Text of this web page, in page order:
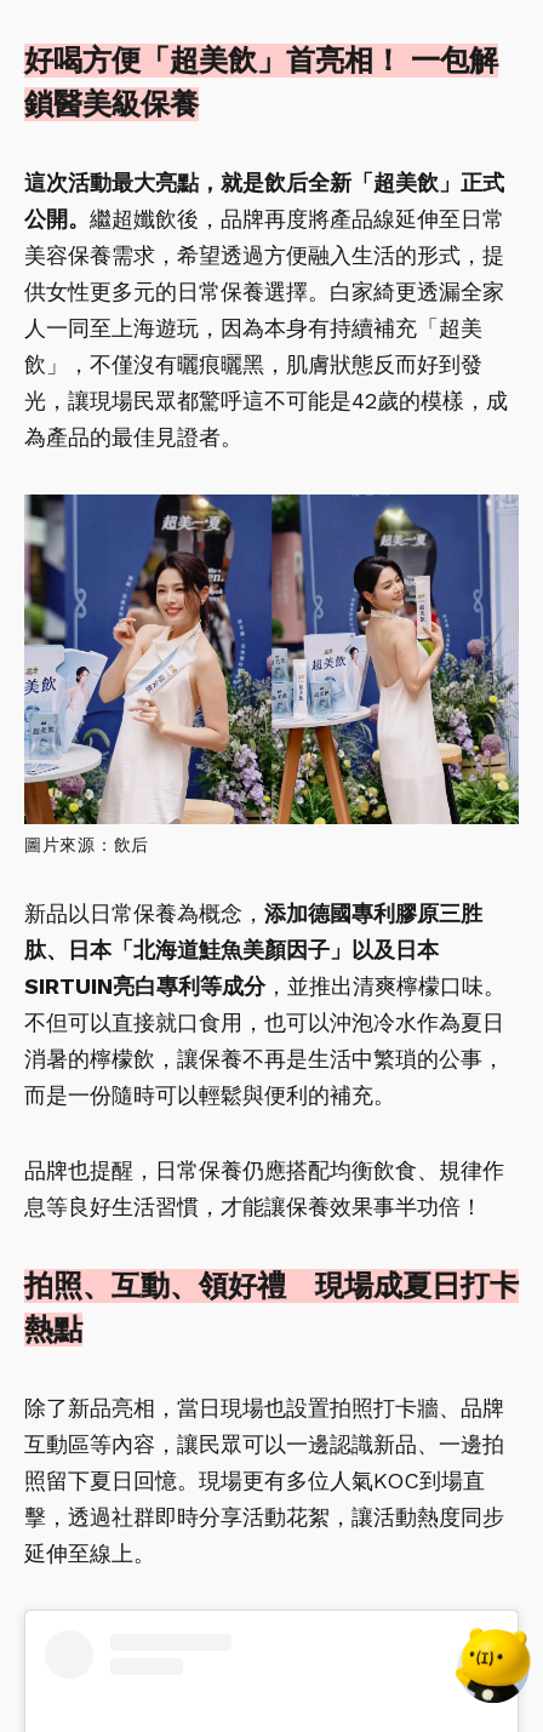
好喝方便「超美飲」首亮相！ 一包解
鎖醫美級保養
這次活動最大亮點，就是飲后全新「超美飲」正式
公開。 繼超孅飲後，品牌再度將產品線延伸至日常
美容保養需求，希望透過方便融入生活的形式，提
供女性更多元的日常保養選擇。白家綺更透漏全家
人一同至上海遊玩，因為本身有持續補充「超美
飲」，不僅沒有曬痕曬黑，肌膚狀態反而好到發
光，讓現場民眾都驚呼這不可能是42歲的模樣，成
為產品的最佳見證者。
圖片來源：飲后
新品以日常保養為概念， 添加德國專利膠原三胜
肽、日本「北海道鮭魚美顏因子」以及日本
SIRTUIN亮白專利等成分，並推出清爽檸檬口味。
不但可以直接就口食用，也可以沖泡冷水作為夏日
消暑的檸檬飲，讓保養不再是生活中繁瑣的公事，
而是一份隨時可以輕鬆與便利的補充。
品牌也提醒，日常保養仍應搭配均衡飲食、規律作
息等良好生活習慣，才能讓保養效果事半功倍！
拍照、互動、領好禮 現場成夏日打卡
熱點
除了新品亮相，當日現場也設置拍照打卡牆、品牌
互動區等內容，讓民眾可以一邊認識新品、一邊拍
照留下夏日回憶。現場更有多位人氣KOC到場直
擊，透過社群即時分享活動花絮，讓活動熱度同步
延伸至線上。